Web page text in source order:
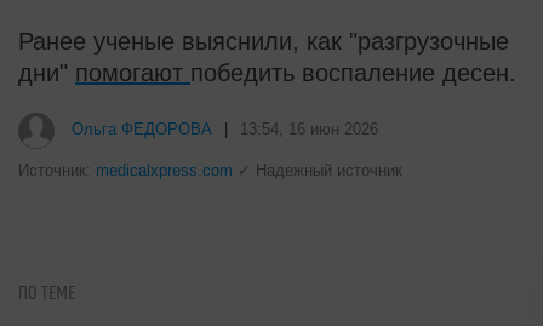
Ранее ученые выяснили, как "разгрузочные
дни" помогают победить воспаление десен.
Ольга ФЕДОРОВА 13:54, 16 июн 2026
Источник: medicalxpress.com ✓ Надежный источник
ПО ТЕМЕ